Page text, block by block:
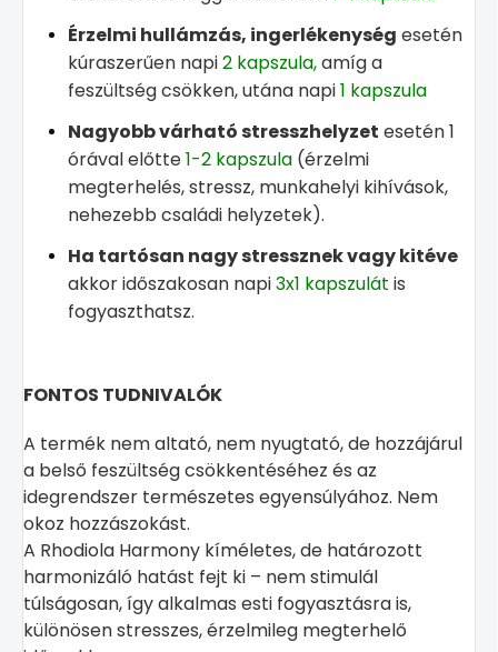
Érzelmi hullámzás, ingerlékenység esetén
kúraszerűen napi2 kapszula,amíg a
feszültség csökken, utána napi1 kapszula
Nagyobb várható stresszhelyzet esetén 1
órával előtte1-2 kapszula (érzelmi
megterhelés, stressz, munkahelyi kihívások,
nehezebb családi helyzetek).
Ha tartósan nagy stressznek vagy kitéve
akkor időszakosan napi3x1 kapszulát is
fogyaszthatsz.
FONTOS TUDNIVALÓK
A termék nem altató, nem nyugtató, de hozzájárul
a belső feszültség csökkentéséhez és az
idegrendszer természetes egyensúlyához. Nem
okoz hozzászokást.
A Rhodiola Harmony kíméletes, de határozott
harmonizáló hatást fejt ki – nem stimulál
túlságosan, így alkalmas esti fogyasztásra is,
különösen stresszes, érzelmileg megterhelő